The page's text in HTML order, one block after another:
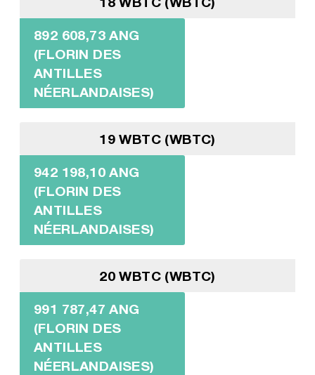
892 608,73 ANG
(FLORIN DES
ANTILLES
NÉERLANDAISES)
19 WBTC (WBTC)
942 198,10 ANG
(FLORIN DES
ANTILLES
NÉERLANDAISES)
20 WBTC (WBTC)
991 787,47 ANG
(FLORIN DES
ANTILLES
NÉERLANDAISES)